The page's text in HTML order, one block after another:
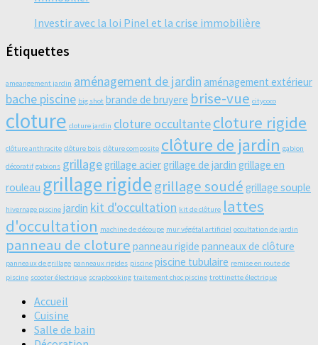
Investir avec la loi Pinel et la crise immobilière
Étiquettes
ameangement jardin aménagement de jardin aménagement extérieur
bache piscine big shot brande de bruyere brise-vue citycoco
cloture cloture jardin cloture occultantecloture rigide
clôture anthracite clôture bois clôture composite clôture de jardin gabion
décoratif gabions grillagegrillage aciergrillage de jardin grillage en
rouleau grillage rigidegrillage soudé grillage souple
hivernage piscine jardin kit d'occultation kit de clôture lattes
d'occultation machine de découpe mur végétal artificiel occultation de jardin
panneau de cloture panneau rigide panneaux de clôture
panneaux de grillage panneaux rigides piscine piscine tubulaire remise en route de
piscine scooter électrique scrapbooking traitement choc piscine trottinette électrique
Accueil
Cuisine
Salle de bain